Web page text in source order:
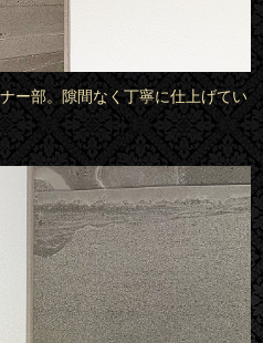
ー部。隙間なく丁寧に仕上げてい